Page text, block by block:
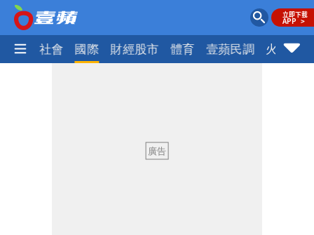
政治 社會 國際 財經股市 體育 壹蘋民調 火線話
晚至明下午受影響
颱風白海豚暴風圈縮小 未來強度有減弱